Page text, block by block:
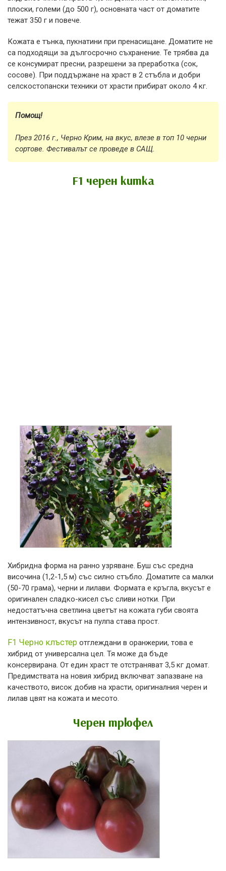
плоски, големи (до 500 г), основната част от доматите
тежат 350 г и повече.
Кожата е тънка, пукнатини при пренасищане. Доматите не
са подходящи за дългосрочно съхранение. Те трябва да
се консумират пресни, разрешени за преработка (сок,
сосове). При поддържане на храст в 2 стъбла и добри
селскостопански техники от храсти прибират около 4 кг.
Помощ!
През 2016 г., Черно Крим, на вкус, влезе в топ 10 черни
сортове. Фестивалът се проведе в САЩ.
F1 черен китка
Хибридна форма на ранно узряване. Буш със средна
височина (1,2-1,5 м) със силно стъбло. Доматите са малки
(50-70 грама), черни и лилави. Формата е кръгла, вкусът е
оригинален сладко-кисел със сливи нотки. При
недостатъчна светлина цветът на кожата губи своята
интензивност, вкусът на пулпа става прост.
F1 Черно клъстер отглеждани в оранжерии, това е
хибрид от универсална цел. Тя може да бъде
консервирана. От един храст те отстраняват 3,5 кг домат.
Предимствата на новия хибрид включват запазване на
качеството, висок добив на храсти, оригиналния черен и
лилав цвят на кожата и месото.
Черен трюфел